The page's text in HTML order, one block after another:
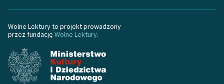
O nas
Kontakt
O projekcie
Zespół
Wolne Lektury to projekt prowadzony
przez fundację Wolne Lektury.